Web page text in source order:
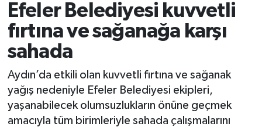
Efeler Belediyesi kuvvetli
fırtına ve sağanağa karşı
sahada
Aydın’da etkili olan kuvvetli fırtına ve sağanak
yağış nedeniyle Efeler Belediyesi ekipleri,
yaşanabilecek olumsuzlukların önüne geçmek
amacıyla tüm birimleriyle sahada çalışmalarını